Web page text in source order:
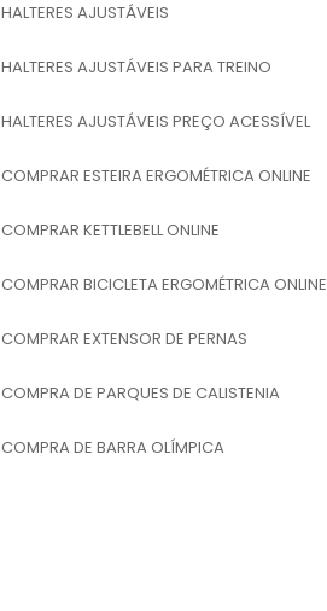
HALTERES AJUSTÁVEIS
HALTERES AJUSTÁVEIS PARA TREINO
HALTERES AJUSTÁVEIS PREÇO ACESSÍVEL
COMPRAR ESTEIRA ERGOMÉTRICA ONLINE
COMPRAR KETTLEBELL ONLINE
COMPRAR BICICLETA ERGOMÉTRICA ONLINE
COMPRAR EXTENSOR DE PERNAS
COMPRA DE PARQUES DE CALISTENIA
COMPRA DE BARRA OLÍMPICA